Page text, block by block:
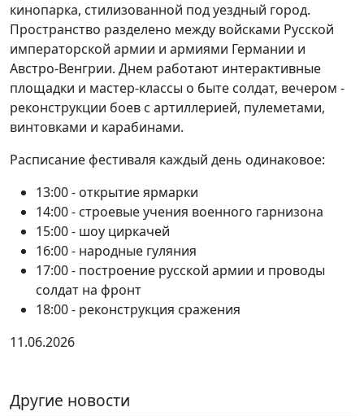
кинопарка, стилизованной под уездный город.
Пространство разделено между войсками Русской
императорской армии и армиями Германии и
Австро-Венгрии. Днем работают интерактивные
площадки и мастер-классы о быте солдат, вечером -
реконструкции боев с артиллерией, пулеметами,
винтовками и карабинами.
Расписание фестиваля каждый день одинаковое:
13:00 - открытие ярмарки
14:00 - строевые учения военного гарнизона
15:00 - шоу циркачей
16:00 - народные гуляния
17:00 - построение русской армии и проводы
солдат на фронт
18:00 - реконструкция сражения
11.06.2026
Другие новости